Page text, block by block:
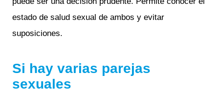
estado de salud sexual de ambos y evitar
suposiciones.
Si hay varias parejas
sexuales